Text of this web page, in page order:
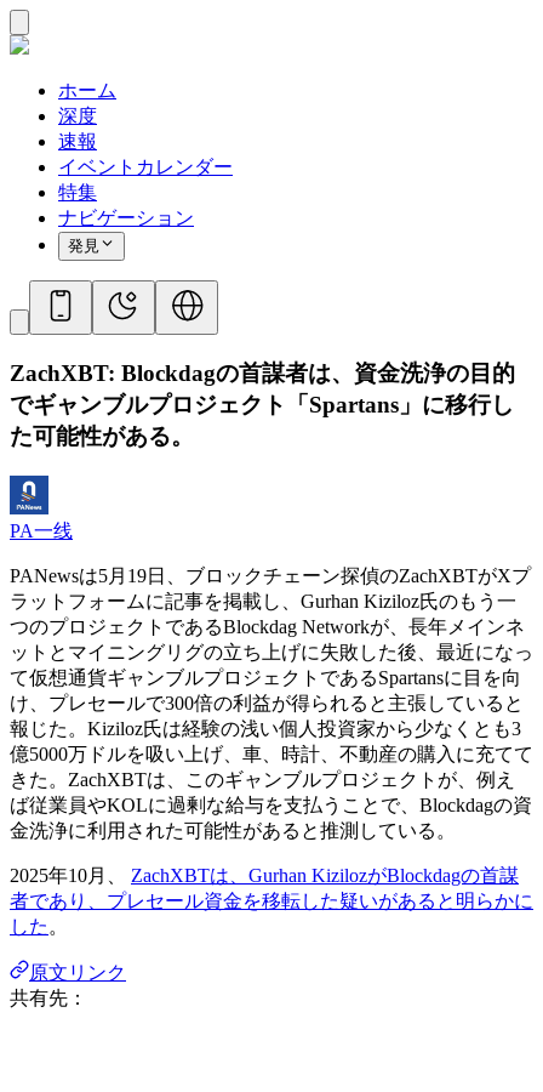
ホーム
深度
速報
イベントカレンダー
特集
ナビゲーション
発見
ZachXBT: Blockdagの首謀者は、資金洗浄の目的
でギャンブルプロジェクト「Spartans」に移行し
た可能性がある。
PA一线
PANewsは5月19日、ブロックチェーン探偵のZachXBTがXプ
ラットフォームに記事を掲載し、Gurhan Kiziloz氏のもう一
つのプロジェクトであるBlockdag Networkが、長年メインネ
ットとマイニングリグの立ち上げに失敗した後、最近になっ
て仮想通貨ギャンブルプロジェクトであるSpartansに目を向
け、プレセールで300倍の利益が得られると主張していると
報じた。Kiziloz氏は経験の浅い個人投資家から少なくとも3
億5000万ドルを吸い上げ、車、時計、不動産の購入に充てて
きた。ZachXBTは、このギャンブルプロジェクトが、例え
ば従業員やKOLに過剰な給与を支払うことで、Blockdagの資
金洗浄に利用された可能性があると推測している。
2025年10月、 ZachXBTは、Gurhan KizilozがBlockdagの首謀
者であり、プレセール資金を移転した疑いがあると明らかに
した 。
原文リンク
共有先：